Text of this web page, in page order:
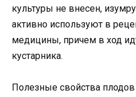
культуры не внесен,
активно используют в
медицины, причем в ход
кустарника.
Полезные свойства